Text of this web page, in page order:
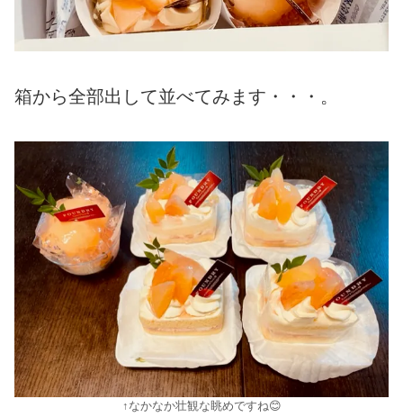
箱から全部出して並べてみます・・・。
↑なかなか壮観な眺めですね😊